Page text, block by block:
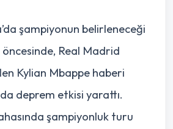
şampiyonun belirleneceği
Real Madrid
Kylian Mbappe haberi
deprem etkisi yarattı.
şampiyonluk turu